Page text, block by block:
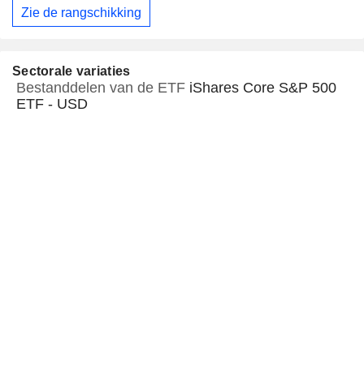
Zie de rangschikking
Sectorale variaties
Bestanddelen van de ETF iShares Core S&P 500
ETF - USD